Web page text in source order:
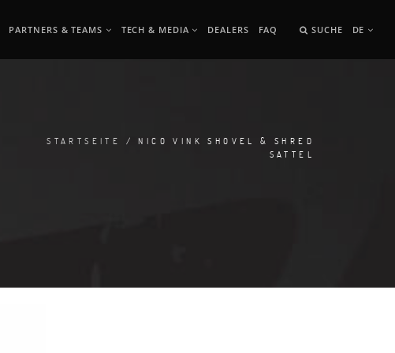
PARTNERS & TEAMS TECH & MEDIA DEALERS FAQ SUCHE DE
STARTSEITE
/ NICO VINK SHOVEL & SHRED
SATTEL